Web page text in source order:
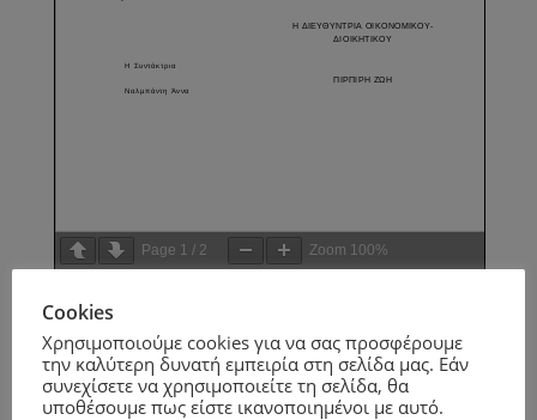
Page 1 / 2 Zoom 100%
Cookies
Χρησιμοποιούμε cookies για να σας προσφέρουμε
την καλύτερη δυνατή εμπειρία στη σελίδα μας. Εάν
συνεχίσετε να χρησιμοποιείτε τη σελίδα, θα
υποθέσουμε πως είστε ικανοποιημένοι με αυτό.